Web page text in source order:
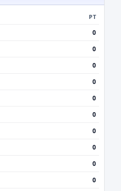
PT
0
0
0
0
0
0
0
0
0
0